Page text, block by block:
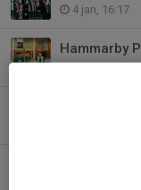
4 jan, 16:17
Hammarby
Julledigt